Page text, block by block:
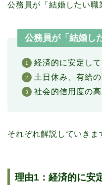
公務員が「結婚したい職
公務員が「結婚し
経済的に安定して
土日休み、有給
社会的信用度の高
それぞれ解説していきま
理由1：経済的に安